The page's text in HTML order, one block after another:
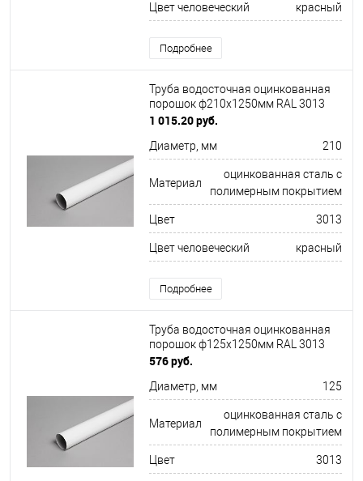
Цвет человеческий красный
Подробнее
Труба водосточная оцинкованная
порошок ф210х1250мм RAL 3013
1 015.20 руб.
Диаметр, мм 210
Материал
оцинкованная сталь с
полимерным покрытием
Цвет 3013
Цвет человеческий красный
Подробнее
Труба водосточная оцинкованная
порошок ф125х1250мм RAL 3013
576 руб.
Диаметр, мм 125
Материал
оцинкованная сталь с
полимерным покрытием
Цвет 3013